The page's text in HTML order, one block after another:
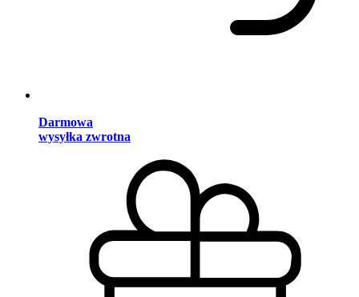
Darmowa
wysyłka zwrotna